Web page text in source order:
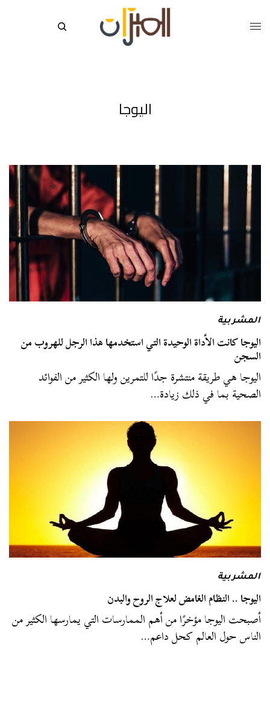
اليوجا
المشربية
اليوجا كانت الأداة الوحيدة التي استخدمها هذا الرجل للهروب من
السجن
اليوجا هي طريقة منتشرة جدًا للتمرين ولها الكثير من الفوائد
الصحية بما في ذلك زيادة…
المشربية
اليوجا .. النظام الغامض لعلاج الروح والبدن
أصبحت اليوجا مؤخرًا من أهم الممارسات التي يمارسها الكثير من
الناس حول العالم كحل داعم…